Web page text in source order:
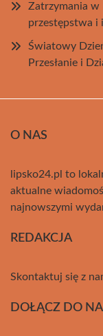
Zatrzymania w
przestępstwa i
Światowy
Przesłanie i
O NAS
lipsko24.pl to
aktualne
najnowszymi
REDAKCJA
Skontaktuj się z
DOŁĄCZ DO